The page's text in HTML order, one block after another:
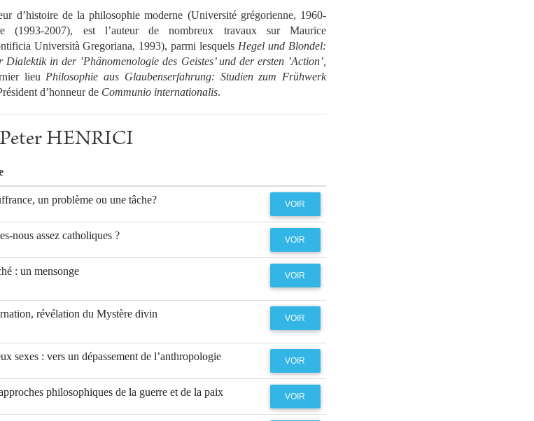
d’histoire de la philosophie moderne (Université grégorienne, 1960-
(1993-2007), est l’auteur de nombreux travaux sur Maurice
Università Gregoriana, 1993), parmi lesquels Hegel und Blondel:
in der ’Phänomenologie des Geistes’ und der ersten ’Action’,
lieu Philosophie aus Glaubenserfahrung: Studien zum Frühwerk
d’honneur de Communio internationalis.
Peter HENRICI
un problème ou une tâche? VOIR
nous assez catholiques ? VOIR
: un mensonge VOIR
révélation du Mystère divin VOIR
sexes : vers un dépassement de l’anthropologie VOIR
philosophiques de la guerre et de la paix VOIR